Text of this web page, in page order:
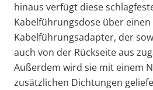
hinaus verfügt diese
Kabelführungsdose über
Kabelführungsadapter, der
auch von der Rückseite aus
Außerdem wird sie mit einem
zusätzlichen Dichtungen